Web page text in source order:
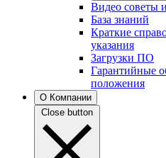
Видео советы
База знаний
Краткие
указания
Загрузки ПО
Гарантийные
положения
О Компании
Close button